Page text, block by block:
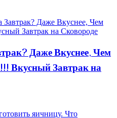
Даже Вкуснее, Чем
Вкусный Завтрак на